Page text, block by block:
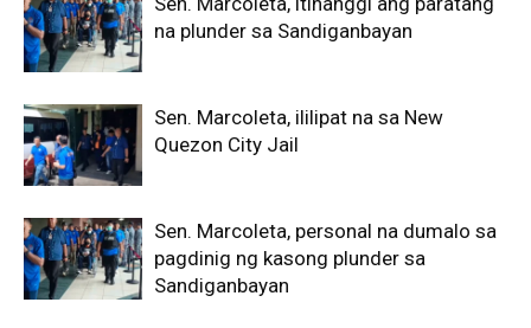
na plunder sa Sandiganbayan
Sen. Marcoleta, ililipat na sa New
Quezon City Jail
Sen. Marcoleta, personal na dumalo sa
pagdinig ng kasong plunder sa
Sandiganbayan